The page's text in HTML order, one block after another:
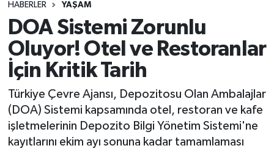
HABERLER YAŞAM
DOA Sistemi Zorunlu
Oluyor! Otel ve Restoranlar
İçin Kritik Tarih
Türkiye Çevre Ajansı, Depozitosu Olan Ambalajlar
(DOA) Sistemi kapsamında otel, restoran ve kafe
işletmelerinin Depozito Bilgi Yönetim Sistemi'ne
kayıtlarını ekim ayı sonuna kadar tamamlaması
Resmi İlanlar
Alanyaspor
Turizm
E-Gazete
Antalya Trafik Yoğunluk Haritası
Süper Lig Puan Durumu ve Fikstür
Tüm Manşetler
Son Dakika Haberleri
Haber Arşivi